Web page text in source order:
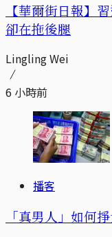
【華爾街日報】
卻在拖後腿
Lingling Wei
6 小時前
播客
「真男人」如何